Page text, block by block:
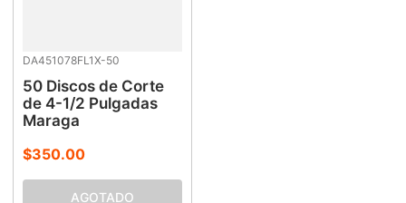
DA451078FL1X-50
50 Discos de Corte
de 4-1/2 Pulgadas
Maraga
$350.00